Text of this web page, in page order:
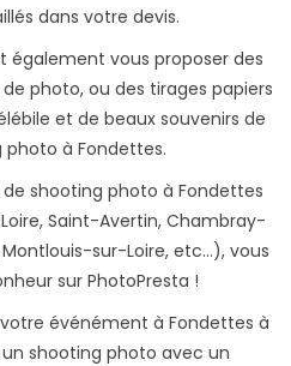
dans votre devis.
également vous proposer des
photo, ou des tirages papiers
et de beaux souvenirs de
à Fondettes.
shooting photo à Fondettes
Saint-Avertin, Chambray-
sur-Loire, etc...), vous
sur PhotoPresta !
événément à Fondettes à
shooting photo avec un